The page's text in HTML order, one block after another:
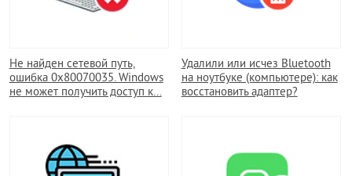
Не найден сетевой путь,
ошибка 0x80070035. Windows
не может получить доступ к…
Удалили или исчез Bluetooth
на ноутбуке (компьютере): как
восстановить адаптер?